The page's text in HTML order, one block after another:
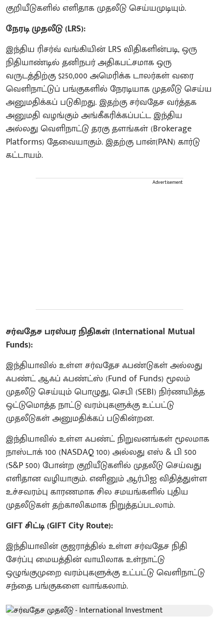
குறியீடுகளில் எளிதாக முதலீடு செய்யமுடியும்.
நேரடி முதலீடு (LRS):
இந்திய ரிசர்வ் வங்கியின் LRS விதிகளின்படி, ஒரு
நிதியாண்டில் தனிநபர் அதிகபட்சமாக ஒரு
வருடத்திற்கு $250,000 அமெரிக்க டாலர்கள் வரை
வெளிநாட்டுப் பங்குகளில் நேரடியாக முதலீடு செய்ய
அனுமதிக்கப் படுகிறது. இதற்கு சர்வதேச வர்த்தக
அனுமதி வழங்கும் அங்கீகரிக்கப்பட்ட இந்திய
அல்லது வெளிநாட்டு தரகு தளங்கள் (Brokerage
Platforms) தேவையாகும். இதற்கு பான்(PAN) கார்டு
கட்டாயம்.
Advertisement
சர்வதேச பரஸ்பர நிதிகள் (International Mutual
Funds):
இந்தியாவில் உள்ள சர்வதேச ஃபண்டுகள் அல்லது
ஃபண்ட் ஆஃப் ஃபண்ட்ஸ் (Fund of Funds) மூலம்
முதலீடு செய்யும் பொழுது, செபி (SEBI) நிர்ணயித்த
ஒட்டுமொத்த நாட்டு வரம்புகளுக்கு உட்பட்டு
முதலீடுகள் அனுமதிக்கப் படுகின்றன.
இந்தியாவில் உள்ள ஃபண்ட் நிறுவனங்கள் மூலமாக
நாஸ்டாக் 100 (NASDAQ 100) அல்லது எஸ் & பி 500
(S&P 500) போன்ற குறியீடுகளில் முதலீடு செய்வது
எளிதான வழியாகும். எனினும் ஆர்பிஐ விதித்துள்ள
உச்சவரம்பு காரணமாக சில சமயங்களில் புதிய
முதலீடுகள் தற்காலிகமாக நிறுத்தப்படலாம்.
GIFT சிட்டி (GIFT City Route):
இந்தியாவின் குஜராத்தில் உள்ள சர்வதேச நிதி
சேர்ப்பு மையத்தின் வாயிலாக உள்நாட்டு
ஒழுங்குமுறை வரம்புகளுக்கு உட்பட்டு வெளிநாட்டு
சந்தை பங்குகளை வாங்கலாம்.